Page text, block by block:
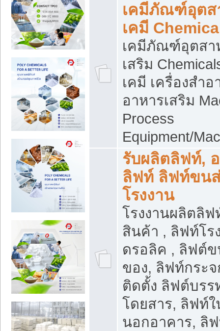
เคมีภัณฑ์อุตส
เคมี
เคมีภัณฑ์อุตสา
เสริม
เคมี เครื่องสำ
อาหารเสริม
Process
Equipment/
รับผลิตลิฟท์,
ลิฟท์ ลิฟท์ขน
โรงงาน
โรงงานผลิตลิ
สินค้า , ลิฟท์โร
ดรอลิค , ลิฟต์
ของ, ลิฟท์กระ
ติดตั้ง ลิฟต์บร
โดยสาร, ลิฟท์
นอกอาคาร, ลิ